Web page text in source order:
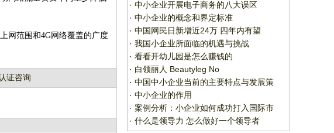
网范围和4G网络覆盖的广度
证咨询
· 中小企业开展电子商务的八大误区
· 中小企业的概念和界定标准
· 中国网民日新增近24万 四年内有望
· 我国小企业所面临的机遇与挑战
· 看看开幼儿园是怎么赚钱的
· 白领丽人 Beautyleg No
· 中国中小企业当前的主要特点与发展策
· 中小企业的作用
· 案例分析：小企业如何成功打入国际市
· 什么是领导力 怎么做好一个领导者